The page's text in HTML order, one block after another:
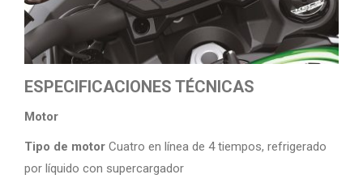
ESPECIFICACIONES TÉCNICAS
Motor
Tipo de motor Cuatro en línea de 4 tiempos, refrigerado
por líquido con supercargador